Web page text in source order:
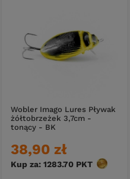
Wobler Imago Lures Pływak
żółtobrzeżek 3,7cm -
tonący - BK
38,90 zł
Kup za: 1283.70 PKT punktów